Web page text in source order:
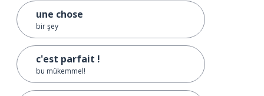
une chose
bir şey
c'est parfait !
bu mükemmel!